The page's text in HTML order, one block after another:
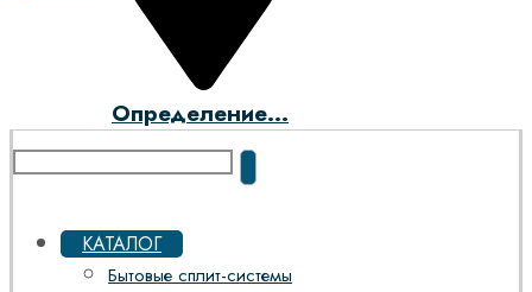
Определение...
КАТАЛОГ
Бытовые сплит-системы